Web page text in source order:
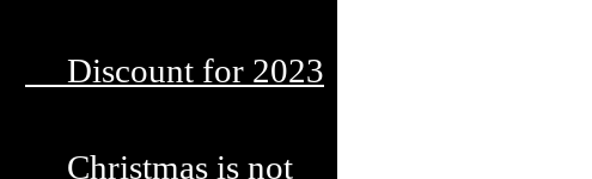
Discount for 2023
Christmas is not